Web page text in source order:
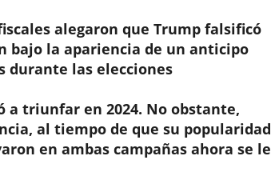
alegaron que Trump falsificó
bajo la apariencia de un anticipo
durante las elecciones
a triunfar en 2024. No obstante,
al tiempo de que su popularidad
en ambas campañas ahora se le